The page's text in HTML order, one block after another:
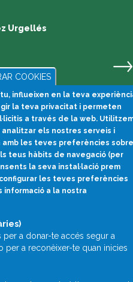
Urgellés
científica
120 030
COOKIES
influeixen en la teva
la teva privacitat i permeten
a través de la web.
els nostres serveis i
les teves preferències sobre
teus hàbits de navegació (per
la seva instal·lació prem
les teves preferències
informació a la nostra
a donar-te accés segur a
a reconèixer-te quan inicies